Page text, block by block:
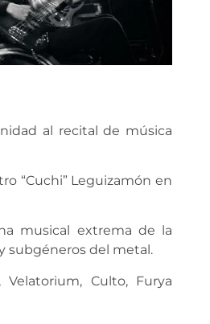
al recital de música
“Cuchi” Leguizamón en
musical extrema de la
subgéneros del metal.
Culto, Furya